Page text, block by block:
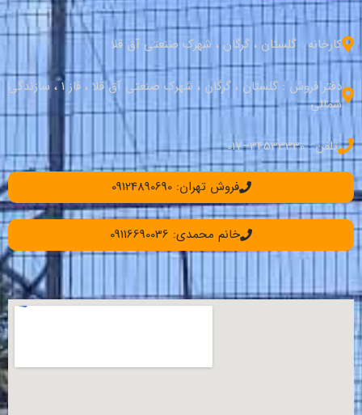
کارخانه : گلستان ، گرگان ، شهرک صنعتی آق قلا
دفتر فروش : گلستان ، گرگان ، شهرک صنعتی آق قلا ، فاز 1 ، سازندگی
شمالی
تلفن : 34533330–017
فروش تهران: 09124890690
خانم محمدی: 09116690036